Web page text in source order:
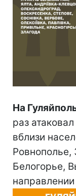
На
раз
вблизи
Ровнополье,
Белогорье,